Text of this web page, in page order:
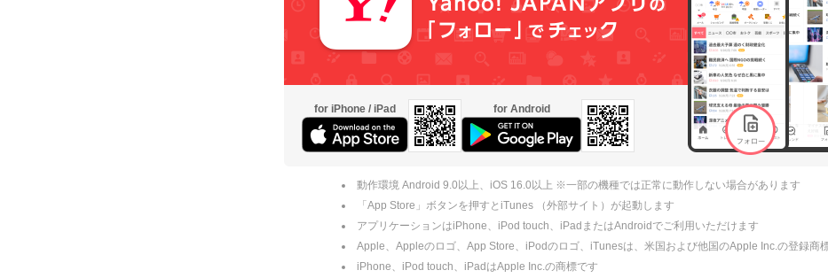
for iPhone / iPad for Android
動作環境 Android 9.0以上、iOS 16.0以上 ※一部の機種では正常に動作しない場合があります
「App Store」ボタンを押すとiTunes （外部サイト）が起動します
アプリケーションはiPhone、iPod touch、iPadまたはAndroidでご利用いただけます
Apple、Appleのロゴ、App Store、iPodのロゴ、iTunesは、米国および他国のApple Inc.の登録商
iPhone、iPod touch、iPadはApple Inc.の商標です